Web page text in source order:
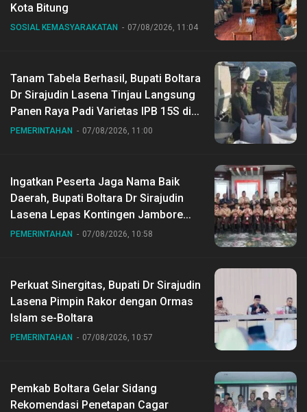
Kota Bitung
SOSIAL KEMASYARAKATAN 07/08/2026, 11:04
Tanam Tabela Berhasil, Bupati Boltara
Dr Sirajudin Lasena Tinjau Langsung
Panen Raya Padi Varietas IPB 15S di
Desa Gihang
PEMERINTAHAN 07/08/2026, 11:00
Ingatkan Peserta Jaga Nama Baik
Daerah, Bupati Boltara Dr Sirajudin
Lasena Lepas Kontingen Jambore
Nasional ke XII di Buperta Cibubur
PEMERINTAHAN 07/08/2026, 10:58
Perkuat Sinergitas, Bupati Dr Sirajudin
Lasena Pimpin Rakor dengan Ormas
Islam se-Boltara
PEMERINTAHAN 07/08/2026, 10:57
Pemkab Boltara Gelar Sidang
Rekomendasi Penetapan Cagar